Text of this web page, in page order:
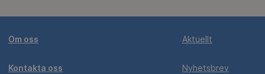
Om oss
Kontakta oss
Aktuellt
Nyhetsbrev